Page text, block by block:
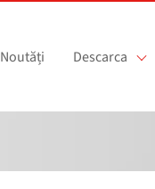
Noutăți Descarca